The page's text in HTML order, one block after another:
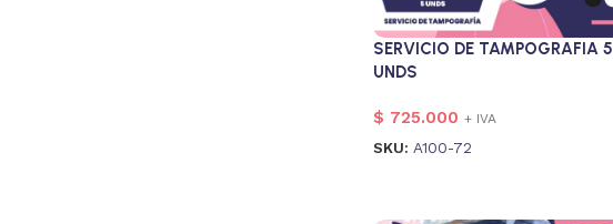
SERVICIO DE TAMPOGRAFIA 5
UNDS
$ 725.000 + IVA
SKU: A100-72